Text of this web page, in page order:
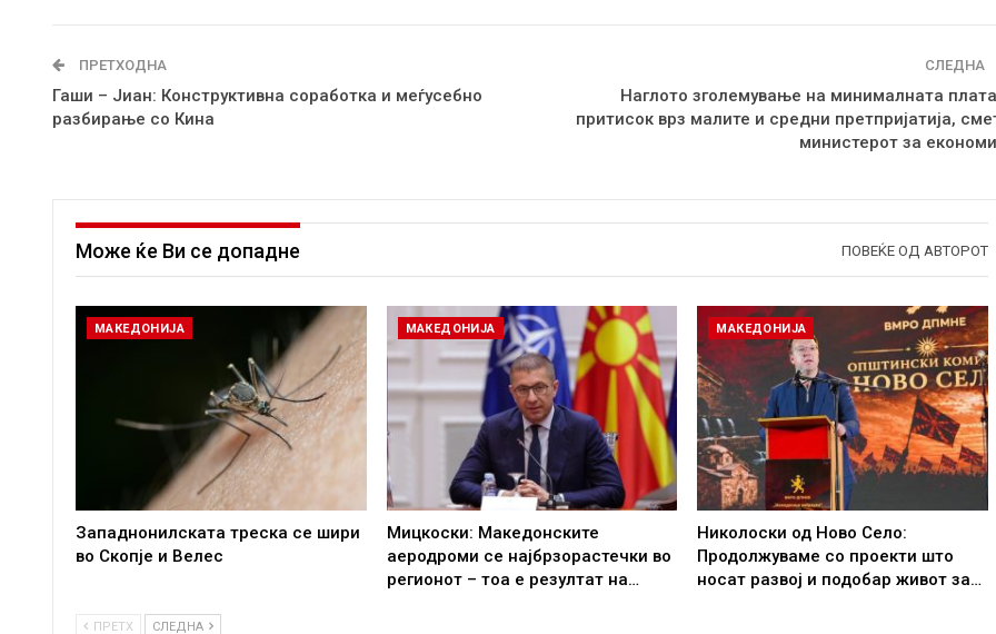
ПРЕТХОДНА
Гаши – Јиан: Конструктивна соработка и меѓусебно
разбирање со Кина
СЛЕДНА
Наглото зголемување на минималната
притисок врз малите и средни претпријатија,
министерот за
Може ќе Ви се допадне ПОВЕЌЕ ОД АВТОРОТ
МАКЕДОНИЈА
Западнонилската треска се шири
во Скопје и Велес
МАКЕДОНИЈА
Мицкоски: Македонските
аеродроми се најбрзорастечки во
регионот – тоа е резултат на…
МАКЕДОНИЈА
Николоски од Ново Село:
Продолжуваме со проекти што
носат развој и подобар живот за…
ПРЕТХ СЛЕДНА